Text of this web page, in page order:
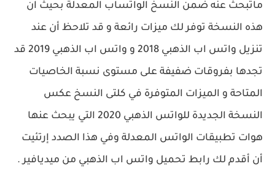
ماتبحث عنه ضمن النسخ الواتساب المعدلة بحيث ان
هذه النسخة توفر لك ميزات رائعة و قد تلاحظ أن عند
تنزيل واتس اب الذهبي 2018 و
واتس اب الذهبي 2019 قد
تجدها بفروقات ضفيفة على مستوى نسبة الخاصيات
المتاحة و الميزات المتوفرة في كلتى النسخ عكس
النسخة الجديدة للواتس الذهبي 2020
التي يبحث عنها
هوات تطبيقات الواتس المعدلة وفي هذا الصدد إرتئيت
أن أقدم لك رابط تحميل واتس اب الذهبي من ميديافير.